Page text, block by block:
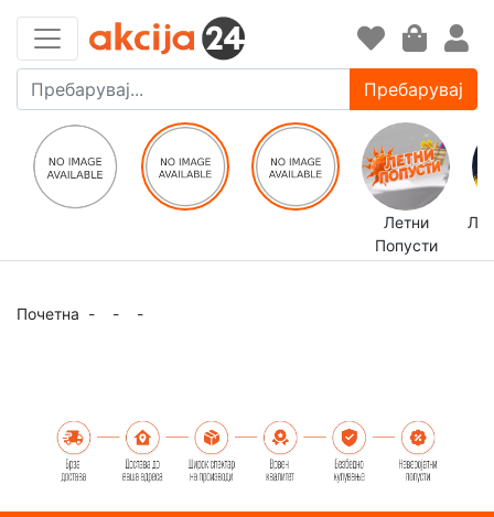
Пребарувај
Летни
Попусти
Почетна - - -